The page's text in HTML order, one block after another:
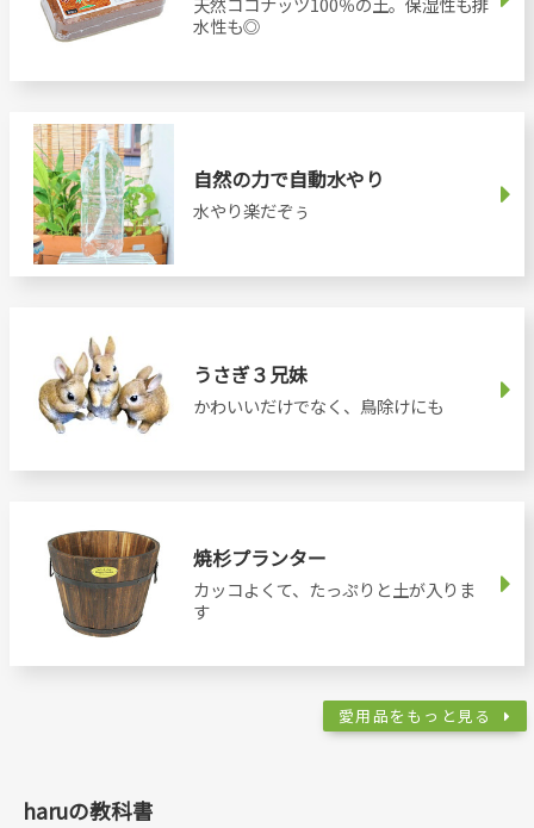
水性も◎
自然の力で自動水やり
水やり楽だぞぅ
うさぎ３兄妹
かわいいだけでなく、鳥除けにも
焼杉プランター
カッコよくて、たっぷりと土が入りま
す
愛用品をもっと見る
haruの教科書